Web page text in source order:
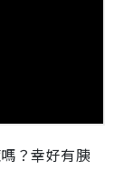
？幸好有胰